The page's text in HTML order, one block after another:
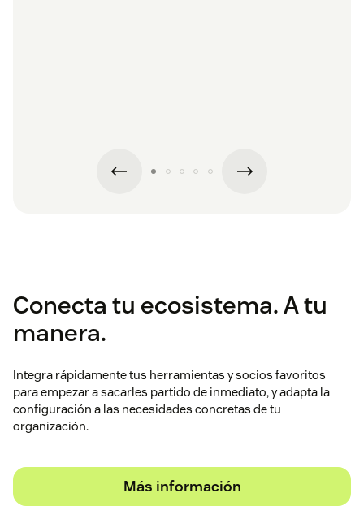
Conecta tu ecosistema. A tu
manera.
Integra rápidamente tus herramientas y socios favoritos
para empezar a sacarles partido de inmediato, y adapta la
configuración a las necesidades concretas de tu
organización.
Más información